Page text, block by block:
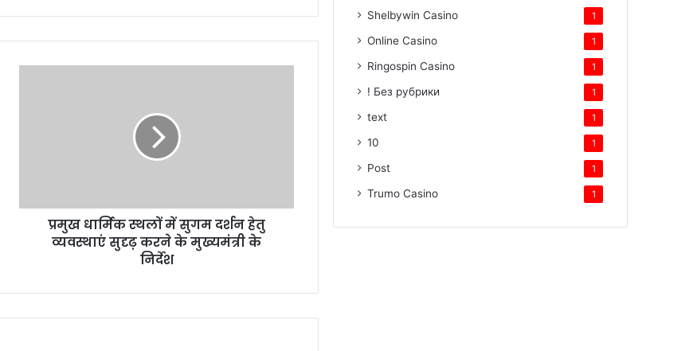
में
र्श
प्रमुख धार्मिक स्थलों में सुगम दर्शन हेतु
व्यवस्थाएं सुदृढ़ करने के मुख्यमंत्री के
निर्देश
Shelbywin Casino 1
Online Casino 1
Ringospin Casino 1
! Без рубрики 1
text 1
10 1
Post 1
Trumo Casino 1